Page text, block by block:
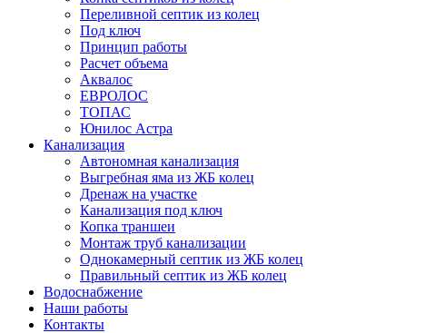
Переливной септик из колец
Под ключ
Принцип работы
Расчет объема
Аквалос
ЕВРОЛОС
ТОПАС
Юнилос Астра
Канализация
Автономная канализация
Выгребная яма из ЖБ колец
Дренаж на участке
Канализация под ключ
Копка траншеи
Монтаж труб канализации
Однокамерный септик из ЖБ колец
Правильный септик из ЖБ колец
Водоснабжение
Наши работы
Контакты